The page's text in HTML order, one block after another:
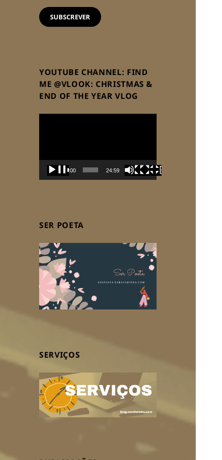
email
SUBSCREVER
YOUTUBE CHANNEL: FIND
ME @VLOOK: CHRISTMAS &
END OF THE YEAR VLOG
00:00 24:59
SER POETA
SERVIÇOS